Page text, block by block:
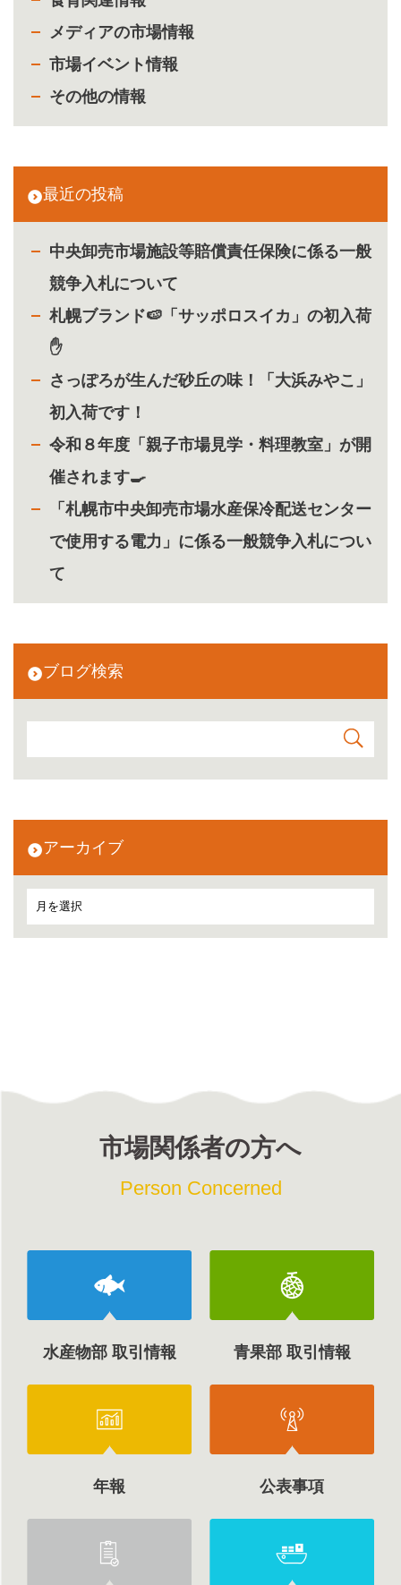
メディアの市場情報
市場イベント情報
その他の情報
最近の投稿
中央卸売市場施設等賠償責任保険に係る一般
競争入札について
札幌ブランド🍉「サッポロスイカ」の初入荷
✋
さっぽろが生んだ砂丘の味！「大浜みやこ」
初入荷です！
令和８年度「親子市場見学・料理教室」が開
催されます🍳
「札幌市中央卸売市場水産保冷配送センター
で使用する電力」に係る一般競争入札につい
て
ブログ検索
アーカイブ
市場関係者の方へ
Person Concerned
水産物部 取引情報 青果部 取引情報
年報 公表事項